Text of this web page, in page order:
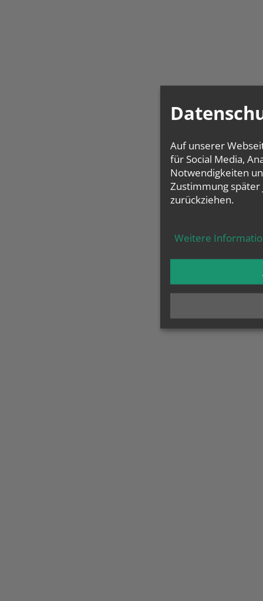
Auf unserer
für Social Media,
Notwendigkeiten
Zustimmung
zurückziehen.
Weitere